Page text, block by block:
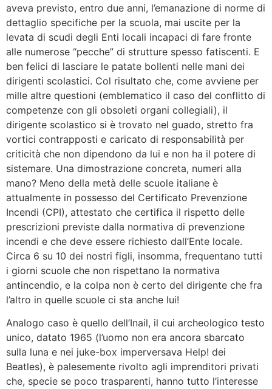
aveva previsto, entro due anni, l’emanazione di norme di
dettaglio specifiche per la scuola, mai uscite per la
levata di scudi degli Enti locali incapaci di fare fronte
alle numerose “pecche” di strutture spesso fatiscenti. E
ben felici di lasciare le patate bollenti nelle mani dei
dirigenti scolastici. Col risultato che, come avviene per
mille altre questioni (emblematico il caso del conflitto di
competenze con gli obsoleti organi collegiali), il
dirigente scolastico si è trovato nel guado, stretto fra
vortici contrapposti e caricato di responsabilità per
criticità che non dipendono da lui e non ha il potere di
sistemare. Una dimostrazione concreta, numeri alla
mano? Meno della metà delle scuole italiane è
attualmente in possesso del Certificato Prevenzione
Incendi (CPI), attestato che certifica il rispetto delle
prescrizioni previste dalla normativa di prevenzione
incendi e che deve essere richiesto dall’Ente locale.
Circa 6 su 10 dei nostri figli, insomma, frequentano tutti
i giorni scuole che non rispettano la normativa
antincendio, e la colpa non è certo del dirigente che fra
l’altro in quelle scuole ci sta anche lui!
Analogo caso è quello dell’Inail, il cui archeologico testo
unico, datato 1965 (l’uomo non era ancora sbarcato
sulla luna e nei juke-box imperversava Help! dei
Beatles), è palesemente rivolto agli imprenditori privati
che, specie se poco trasparenti, hanno tutto l’interesse